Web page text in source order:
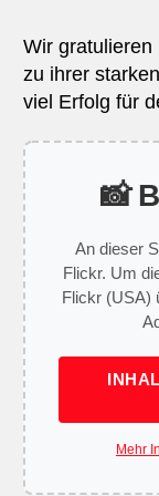
Wir gratulieren
zu ihrer
viel Erfolg für
📸
An dieser
Flickr. Um
Flickr (USA)
Mehr